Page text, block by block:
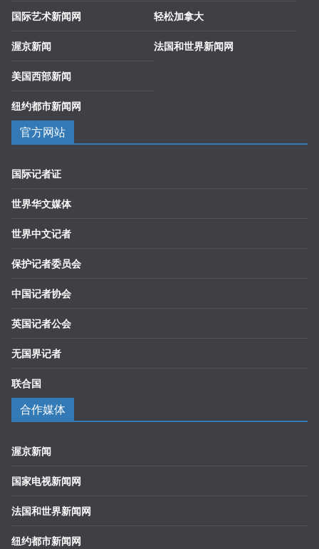
国际艺术新闻网
渥京新闻
美国西部新闻
纽约都市新闻网
轻松加拿大
法国和世界新闻网
官方网站
国际记者证
世界华文媒体
世界中文记者
保护记者委员会
中国记者协会
英国记者公会
无国界记者
联合国
合作媒体
渥京新闻
国家电视新闻网
法国和世界新闻网
纽约都市新闻网